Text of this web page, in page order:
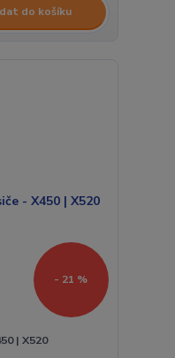
do košíku
- 21 %
| X520